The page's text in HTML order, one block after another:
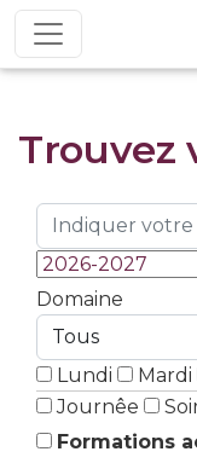
Trouvez
Domaine
Lundi Mardi
Journêe
Formations